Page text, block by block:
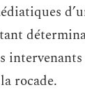
rocade.